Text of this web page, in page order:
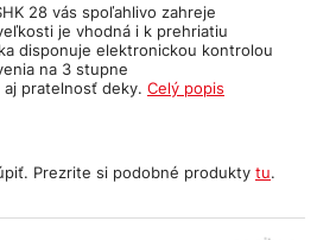
28 vás spoľahlivo zahreje
je vhodná i k prehriatiu
disponuje elektronickou kontrolou
na 3 stupne
pratelnosť deky. Celý popis
Prezrite si podobné produkty tu.